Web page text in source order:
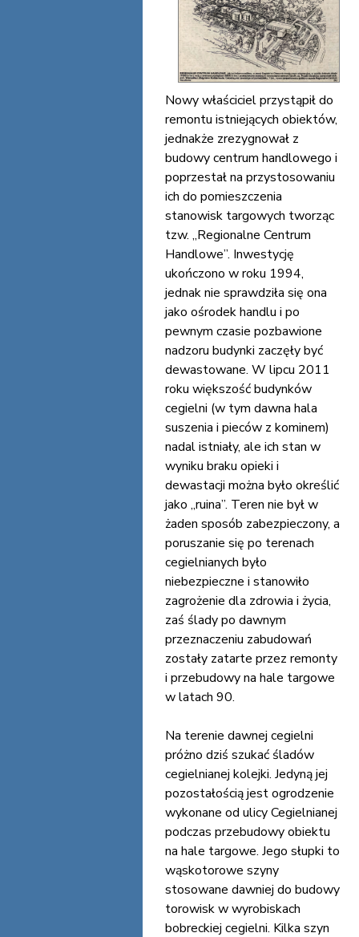
Nowy właściciel przystąpił do
remontu istniejących obiektów,
jednakże zrezygnował z
budowy centrum handlowego i
poprzestał na przystosowaniu
ich do pomieszczenia
stanowisk targowych tworząc
tzw. „Regionalne Centrum
Handlowe”. Inwestycję
ukończono w roku 1994,
jednak nie sprawdziła się ona
jako ośrodek handlu i po
pewnym czasie pozbawione
nadzoru budynki zaczęły być
dewastowane. W lipcu 2011
roku większość budynków
cegielni (w tym dawna hala
suszenia i pieców z kominem)
nadal istniały, ale ich stan w
wyniku braku opieki i
dewastacji można było określić
jako „ruina”. Teren nie był w
żaden sposób zabezpieczony, a
poruszanie się po terenach
cegielnianych było
niebezpieczne i stanowiło
zagrożenie dla zdrowia i życia,
zaś ślady po dawnym
przeznaczeniu zabudowań
zostały zatarte przez remonty
i przebudowy na hale targowe
w latach 90.
Na terenie dawnej cegielni
próżno dziś szukać śladów
cegielnianej kolejki. Jedyną jej
pozostałością jest ogrodzenie
wykonane od ulicy Cegielnianej
podczas przebudowy obiektu
na hale targowe. Jego słupki to
wąskotorowe szyny
stosowane dawniej do budowy
torowisk w wyrobiskach
bobreckiej cegielni. Kilka szyn